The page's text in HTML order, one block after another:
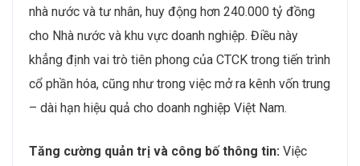
nhà nước và tư nhân, huy động hơn 240.000 tỷ đồng
cho Nhà nước và khu vực doanh nghiệp. Điều này
khẳng định vai trò tiên phong của CTCK trong tiến trình
cổ phần hóa, cũng như trong việc mở ra kênh vốn trung
– dài hạn hiệu quả cho doanh nghiệp Việt Nam.
Tăng cường quản trị và công bố thông tin: Việc